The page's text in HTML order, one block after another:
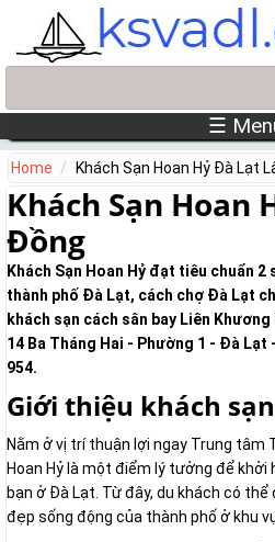
Skip to main content
☰
Home Khách Sạn Hoan Hỷ Đà Lạt
Khách Sạn Hoan
Đồng
Khách Sạn Hoan Hỷ đạt tiêu chuẩn
thành phố Đà Lạt, cách chợ Đà Lạt
khách sạn cách sân bay Liên
14 Ba Tháng Hai - Phường 1 - Đà
954.
Giới thiệu khách
Nằm ở vị trí thuận lợi ngay Trung tâm
Hoan Hỷ là một điểm lý tưởng để khởi
bạn ở Đà Lạt. Từ đây, du khách có
đẹp sống động của thành phố ở khu